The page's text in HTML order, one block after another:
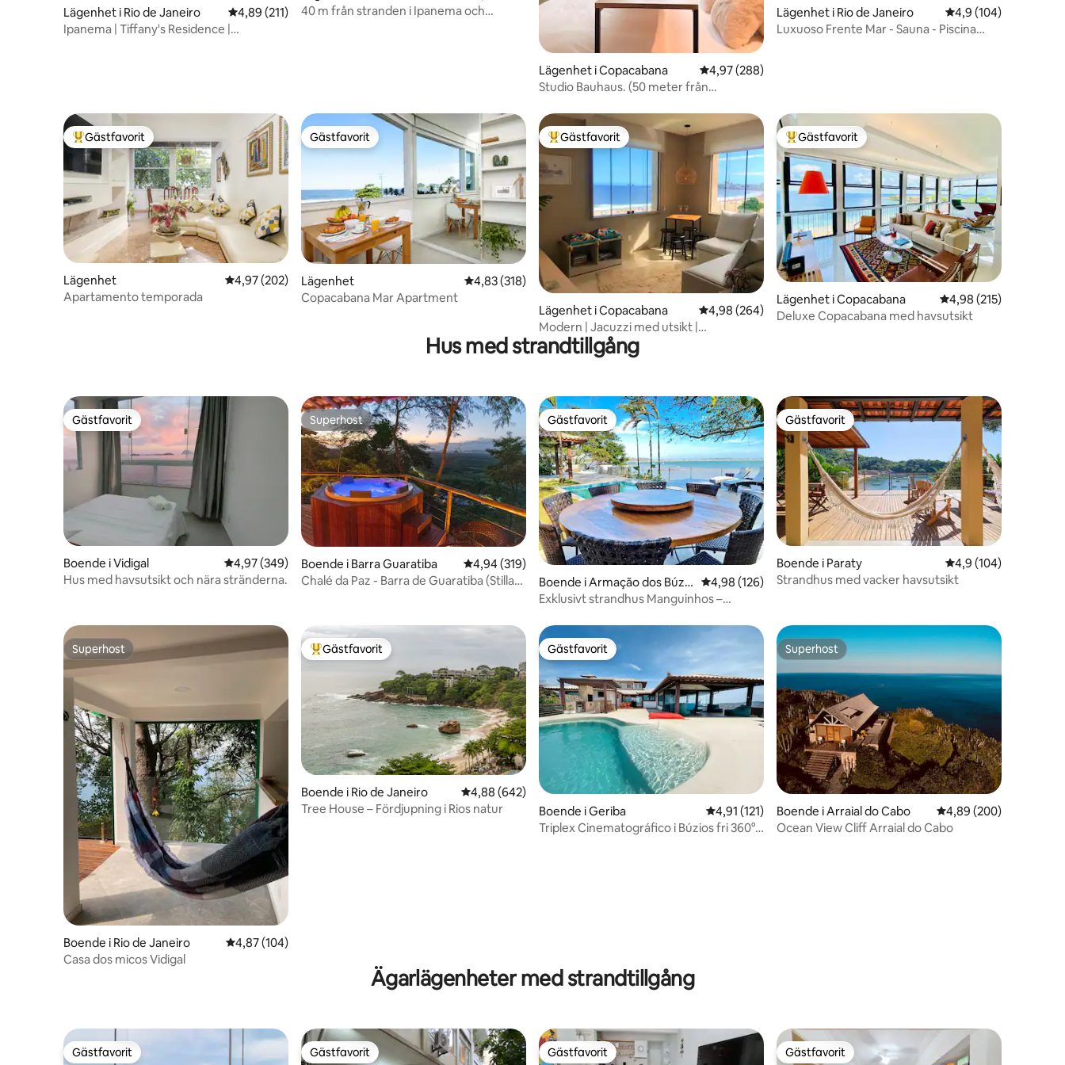
Lägenhet i Rio de Janeiro 4,89 av 5 i genomsnittligt betyg, 211 omdömen
4,89 (211)
Ipanema | Tiffany's Residence |
40 m från stranden i Ipanema och
Lägenhet i Copacabana 4,97 av 5 i genomsnittligt betyg, 288 omdömen
4,97 (288)
Studio Bauhaus. (50 meter från
Lägenhet i Rio de Janeiro 4,9 av 5 i
4,9 (104)
Luxuoso Frente Mar - Sauna - Piscina
Populär gästfavorit
Gästfavorit
Lägenhet 4,97 av 5 i genomsnittligt betyg, 202 omdömen
4,97 (202)
Apartamento temporada
Gästfavorit
Gästfavorit
Lägenhet 4,83 av 5 i genomsnittligt betyg, 318 omdömen
4,83 (318)
Copacabana Mar Apartment
Populär gästfavorit
Gästfavorit
Lägenhet i Copacabana 4,98 av 5 i genomsnittligt betyg, 264 omdömen
4,98 (264)
Modern | Jacuzzi med utsikt |
Copacabana Beach
Populär gästfavorit
Gästfavorit
Lägenhet i Copacabana 4,98 av 5 i
4,98 (215)
Deluxe Copacabana med havsutsikt
Hus med strandtillgång
Gästfavorit
Gästfavorit
Boende i Vidigal 4,97 av 5 i genomsnittligt betyg, 349 omdömen
4,97 (349)
Hus med havsutsikt och nära stränderna.
Superhost
Superhost
Boende i Barra Guaratiba 4,94 av 5 i genomsnittligt betyg, 319 omdömen
4,94 (319)
Chalé da Paz - Barra de Guaratiba (Stilla
Gästfavorit
Gästfavorit
Boende i Armação dos Búzio
s
4,98 av 5 i genomsnittligt betyg, 126 omdömen
4,98 (126)
Exklusivt strandhus Manguinhos –
Gästfavorit
Gästfavorit
Boende i Paraty 4,9 av 5 i
4,9 (104)
Strandhus med vacker havsutsikt
Superhost
Superhost
Boende i Rio de Janeiro 4,87 av 5 i genomsnittligt betyg, 104 omdömen
4,87 (104)
Casa dos micos Vidigal
Populär gästfavorit
Gästfavorit
Boende i Rio de Janeiro 4,88 av 5 i genomsnittligt betyg, 642 omdömen
4,88 (642)
Tree House – Fördjupning i Rios natur
Gästfavorit
Gästfavorit
Boende i Geriba 4,91 av 5 i genomsnittligt betyg, 121 omdömen
4,91 (121)
Triplex Cinematográfico i Búzios fri 360°
Superhost
Superhost
Boende i Arraial do Cabo 4,89 av 5 i
4,89 (200)
Ocean View Cliff Arraial do Cabo
Ägarlägenheter med strandtillgång
Gästfavorit
Gästfavorit Gästfavorit
Gästfavorit Gästfavorit
Gästfavorit Gästfavorit
Gästfavorit